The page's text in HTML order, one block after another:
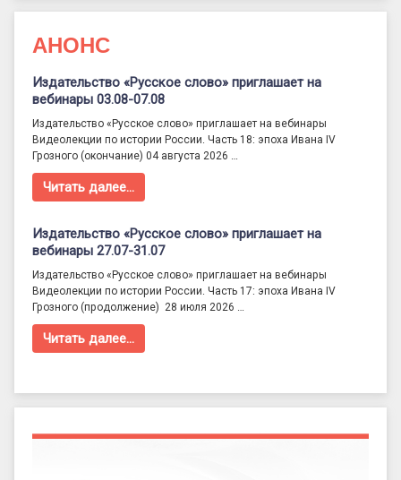
АНОНС
Издательство «Русское слово» приглашает на
вебинары 03.08-07.08
Издательство «Русское слово» приглашает на вебинары
Видеолекции по истории России. Часть 18: эпоха Ивана IV
Грозного (окончание) 04 августа 2026 …
Читать далее…
Издательство «Русское слово» приглашает на
вебинары 27.07-31.07
Издательство «Русское слово» приглашает на вебинары
Видеолекции по истории России. Часть 17: эпоха Ивана IV
Грозного (продолжение) 28 июля 2026 …
Читать далее…